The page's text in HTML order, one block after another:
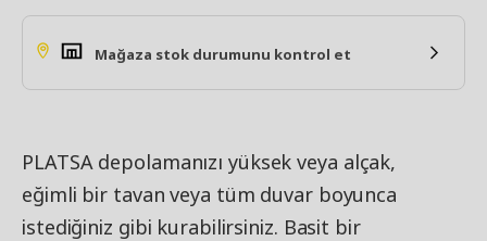
Mağaza stok durumunu kontrol et
PLATSA depolamanızı yüksek veya alçak,
eğimli bir tavan veya tüm duvar boyunca
istediğiniz gibi kurabilirsiniz. Basit bir